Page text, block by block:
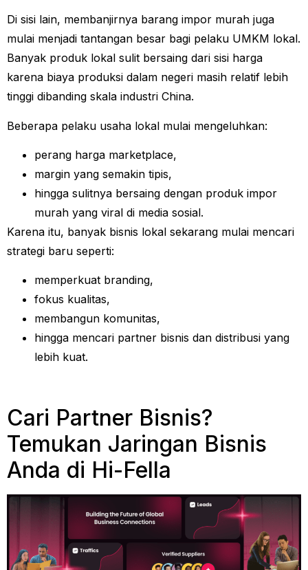
Di sisi lain, membanjirnya barang impor murah juga
mulai menjadi tantangan besar bagi pelaku UMKM lokal.
Banyak produk lokal sulit bersaing dari sisi harga
karena biaya produksi dalam negeri masih relatif lebih
tinggi dibanding skala industri China.
Beberapa pelaku usaha lokal mulai mengeluhkan:
perang harga marketplace,
margin yang semakin tipis,
hingga sulitnya bersaing dengan produk impor
murah yang viral di media sosial.
Karena itu, banyak bisnis lokal sekarang mulai mencari
strategi baru seperti:
memperkuat branding,
fokus kualitas,
membangun komunitas,
hingga mencari partner bisnis dan distribusi yang
lebih kuat.
Cari Partner Bisnis?
Temukan Jaringan Bisnis
Anda di Hi-Fella